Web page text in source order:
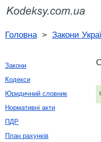
Головна> Закони
Закони
Кодекси
Юридичний словник
Нормативні акти
ПДР
План рахунків